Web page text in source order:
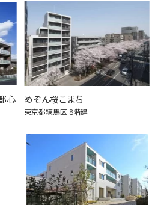
心 めぞん桜こまち
東京都練馬区 8階建